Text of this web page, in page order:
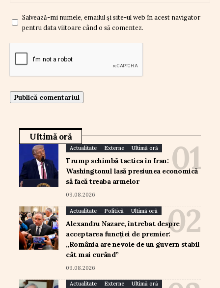
Salvează-mi numele, emailul și site-ul web în acest navigator
pentru data viitoare când o să comentez.
Ultimă oră
Actualitate Externe Ultimă oră
Trump schimbă tactica în Iran:
Washingtonul lasă presiunea economică
să facă treaba armelor
09.08.2026
Actualitate Politică Ultimă oră
Alexandru Nazare, întrebat despre
acceptarea funcției de premier:
„România are nevoie de un guvern stabil
cât mai curând”
09.08.2026
Actualitate Externe Ultimă oră